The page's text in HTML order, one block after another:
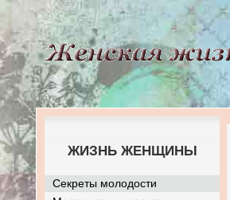
ЖИЗНЬ ЖЕНЩИНЫ
Секреты молодости